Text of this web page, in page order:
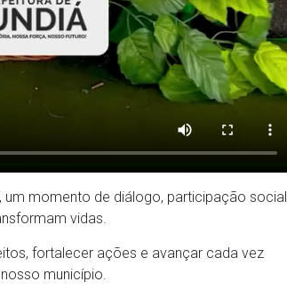
um momento de diálogo, participação social
vidas.
fortalecer ações e avançar cada vez
município.